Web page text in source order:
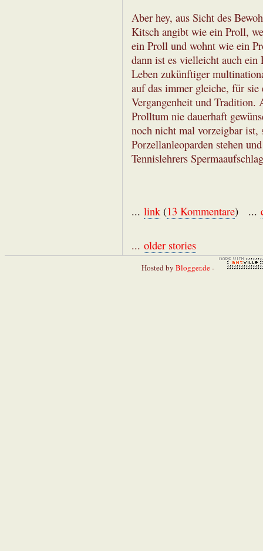
Aber hey, aus Sicht des
Kitsch angibt wie ein Proll,
ein Proll und wohnt wie ein
dann ist es vielleicht auch ein
Leben zukünftiger
auf das immer gleiche, für sie
Vergangenheit und Tradition.
Prolltum nie dauerhaft
noch nicht mal vorzeigbar
Porzellanleoparden stehen
Tennislehrers
... link(13 Kommentare) ...
... older stories
Hosted by Blogger.de-